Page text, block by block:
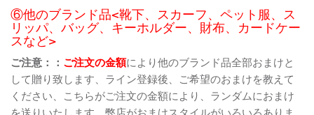
⑥他のブランド品<靴下、スカーフ、ペット服、ス
リッパ、バッグ、キーホルダー、財布、カードケー
スなど>
ご注意：： ご注文の金額により他のブランド品全部おまけと
して贈り致します、ライン登録後、ご希望のおまけを教えて
ください、こちらがご注文の金額により、ランダムにおまけ
を送りいたします、弊店がおまけスタイルがいろいろありま